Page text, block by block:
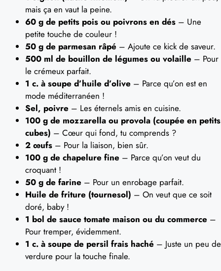
mais ça en vaut la peine.
60 g de petits pois ou poivrons en dés – Une
petite touche de couleur !
50 g de parmesan râpé – Ajoute ce kick de saveur.
500 ml de bouillon de légumes ou volaille – Pour
le crémeux parfait.
1 c. à soupe d’huile d’olive – Parce qu’on est en
mode méditerranéen !
Sel, poivre – Les éternels amis en cuisine.
100 g de mozzarella ou provola (coupée en petits
cubes) – Cœur qui fond, tu comprends ?
2 œufs – Pour la liaison, bien sûr.
100 g de chapelure fine – Parce qu’on veut du
croquant !
50 g de farine – Pour un enrobage parfait.
Huile de friture (tournesol) – On veut que ce soit
doré, baby !
1 bol de sauce tomate maison ou du commerce –
Pour tremper, évidemment.
1 c. à soupe de persil frais haché – Juste un peu de
verdure pour la touche finale.